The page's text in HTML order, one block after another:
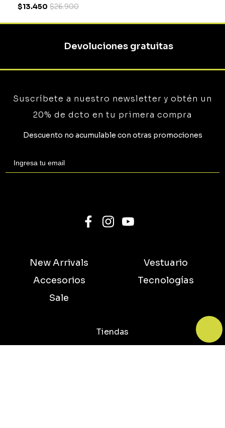
S/T
COMPRAR
$13.450 $26.900
Devoluciones gratuitas
Suscríbete a nuestro newsletter y obtén un
20% de dcto en tu primera compra
Descuento no acumulable con otras promociones
New Arrivals
Vestuario
Accesorios
Tecnologías
Sale
Tiendas